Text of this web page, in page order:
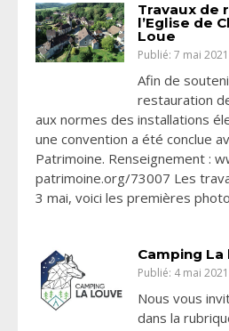
Travaux de
l’Eglise de
Loue
Publié: 7 mai 2021
Afin de
restauration
aux normes des installations
une convention a été conclue
Patrimoine. Renseignement :
patrimoine.org/73007 Les
3 mai, voici les premières
Camping La
Publié: 4 mai 2021
Nous vous
dans la